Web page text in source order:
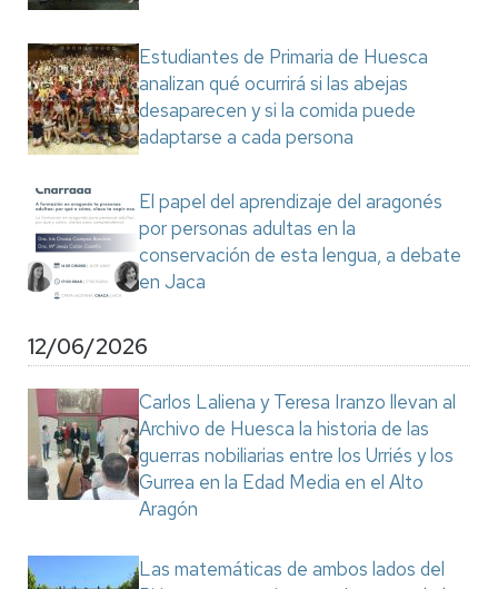
Estudiantes de Primaria de Huesca
analizan qué ocurrirá si las abejas
desaparecen y si la comida puede
adaptarse a cada persona
El papel del aprendizaje del aragonés
por personas adultas en la
conservación de esta lengua, a debate
en Jaca
12/06/2026
Carlos Laliena y Teresa Iranzo llevan al
Archivo de Huesca la historia de las
guerras nobiliarias entre los Urriés y los
Gurrea en la Edad Media en el Alto
Aragón
Las matemáticas de ambos lados del